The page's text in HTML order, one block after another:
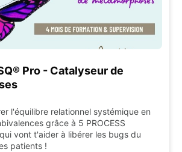
Pro - Catalyseur de
l'équilibre relationnel systémique en
grâce à 5 PROCESS
vont t'aider à libérer les bugs du
patients !